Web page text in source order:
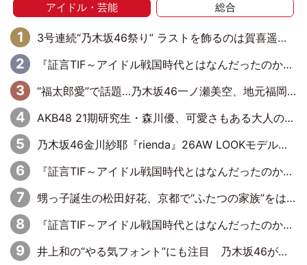
アイドル・芸能 総合
3号連続“乃木坂46祭り” ラストを飾るのは賀喜遥香…5年ぶりの登場に「5年分大人になった私を見ていただけたら」
『証言TIF～アイドル戦国時代とはなんだったのか～』第6回：でんぱ組.inc・古川未鈴×相沢梨紗「『ハロプロやりたかったな』って言ったら、夢眠ねむさんに『てめえはでんぱ組．incなんだよ！』って肩パンされて(笑)」
“福太郎愛”で話題…乃木坂46一ノ瀬美空、地元福岡『めんべい25周年トップサポーター』に就任
AKB48 21期研究生・森川優、可愛さもある大人の女性に
乃木坂46金川紗耶『rienda』26AW LOOKモデルに就任
『証言TIF～アイドル戦国時代とはなんだったのか～』第11回：私立恵比寿中学・真山りか×安本彩花「TIFで10年ぶりのキョンシーメイクをしたら、場を完全に引かせてしまって。時代が変わったんだなって」
甥っ子誕生の松田好花、京都で“ふたつの家族”をはしご！ “母”黒谷友香に見送られ、“父”松岡昌宏とはハシゴ酒
『証言TIF～アイドル戦国時代とはなんだったのか～』第10回：さくら学院・武藤彩未×飯田らうら「正直、中3で辞めるというのを信じてなくて。そう言われてはいたけど、嘘でしょって」
井上和の“やる気フォント”にも注目 乃木坂46が挑んだ書道パフォーマンスの舞台裏